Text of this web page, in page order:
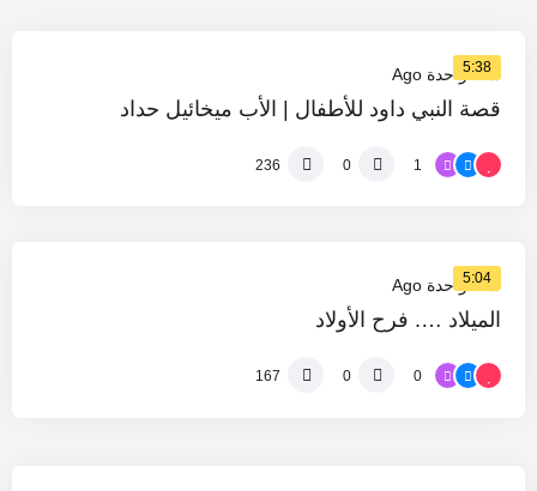
5:38
سنة واحدة Ago
قصة النبي داود للأطفال | الأب ميخائيل حداد
1
0
236
5:04
سنة واحدة Ago
الميلاد …. فرح الأولاد
0
0
167